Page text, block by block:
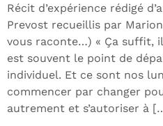
Récit d’expérience rédigé
Prevost recueillis par
vous raconte…) « Ça suffit,
est souvent le point de
individuel. Et ce sont nos
commencer par changer
autrement et s’autoriser à